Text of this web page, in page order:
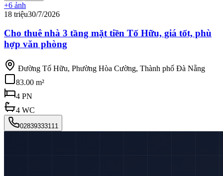
+6 ảnh
18 triệu30/7/2026
Cho thuê nhà 3 tầng mặt tiền Tố Hữu, giá tốt, phù
hợp văn phòng
Đường Tố Hữu, Phường Hòa Cường, Thành phố Đà Nẵng
83.00 m²
4 PN
4 WC
02839333111